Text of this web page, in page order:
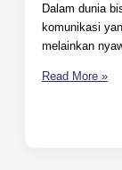
Dalam dunia
komunikasi
melainkan
Read More »